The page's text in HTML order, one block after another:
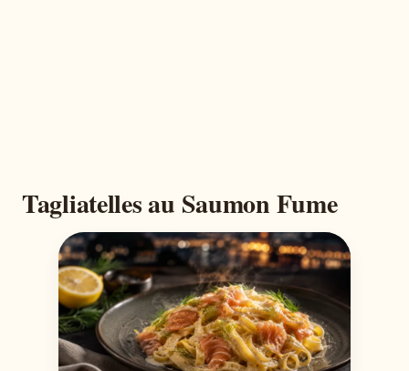
Tagliatelles au Saumon Fume